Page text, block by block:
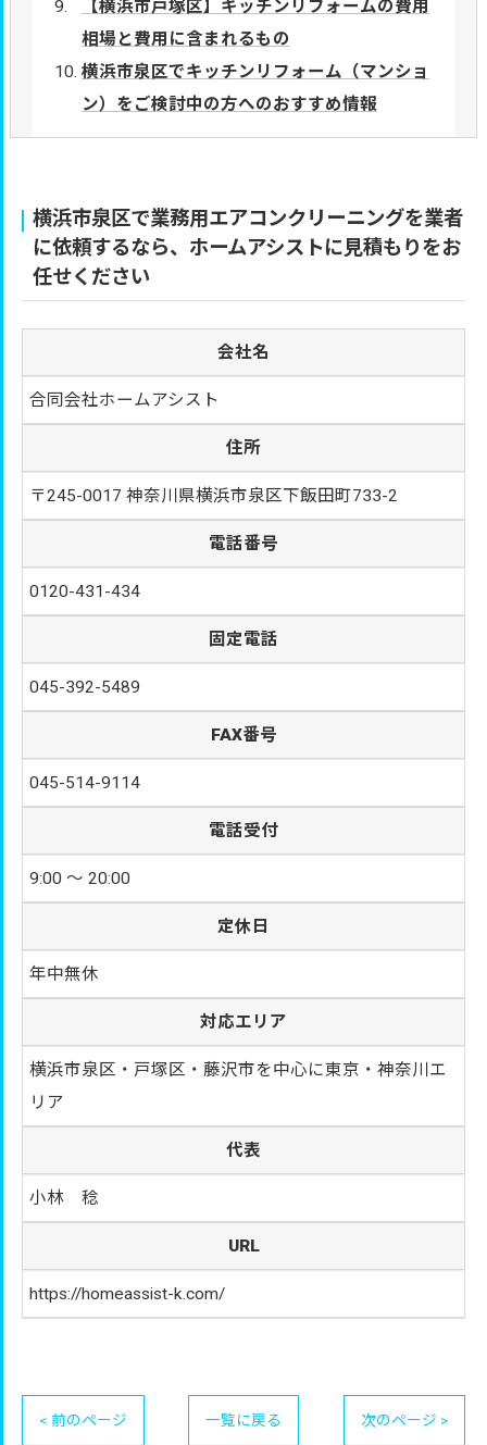
【横浜市戸塚区】キッチンリフォームの費用
相場と費用に含まれるもの
横浜市泉区でキッチンリフォーム（マンショ
ン）をご検討中の方へのおすすめ情報
横浜市泉区で業務用エアコンクリーニングを業者
に依頼するなら、ホームアシストに見積もりをお
任せください
会社名
合同会社ホームアシスト
住所
〒245-0017 神奈川県横浜市泉区下飯田町733-2
電話番号
0120-431-434
固定電話
045-392-5489
FAX番号
045-514-9114
電話受付
9:00 〜 20:00
定休日
年中無休
対応エリア
横浜市泉区・戸塚区・藤沢市を中心に東京・神奈川エ
リア
代表
小林 稔
URL
https://homeassist-k.com/
< 前のページ 一覧に戻る 次のページ >